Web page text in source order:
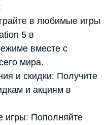
в любимые игры
5 в
вместе с
мира.
и скидки: Получите
и акциям в
игры: Пополняйте